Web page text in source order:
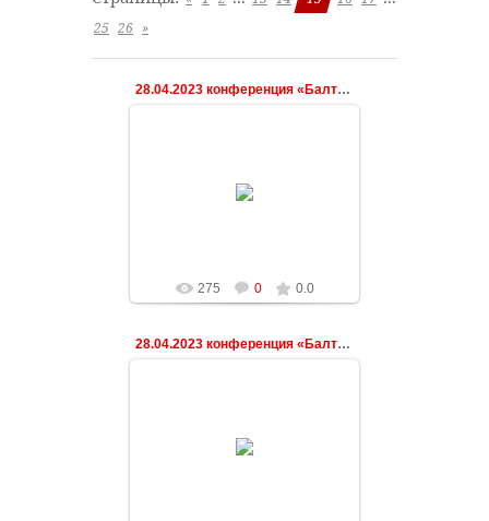
25 26 »
28.04.2023 конференция «Балтийская весна»
275 0 0.0
28.04.2023 конференция «Балтийская весна»